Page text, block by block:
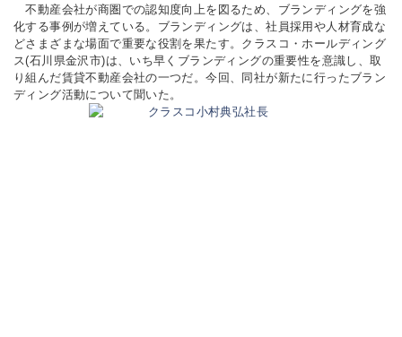
不動産会社が商圏での認知度向上を図るため、ブランディングを強
化する事例が増えている。ブランディングは、社員採用や人材育成な
どさまざまな場面で重要な役割を果たす。クラスコ・ホールディング
ス(石川県金沢市)は、いち早くブランディングの重要性を意識し、取
り組んだ賃貸不動産会社の一つだ。今回、同社が新たに行ったブラン
ディング活動について聞いた。